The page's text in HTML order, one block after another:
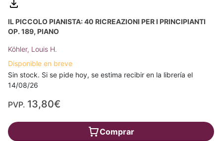
IL PICCOLO PIANISTA: 40 RICREAZIONI PER I PRINCIPIANTI
OP. 189, PIANO
Köhler, Louis H.
Disponible en breve
Sin stock. Si se pide hoy, se estima recibir en la librería el
14/08/26
PVP. 13,80€
Comprar